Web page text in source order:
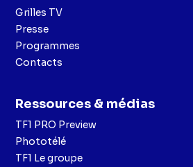
Grilles TV
Presse
Programmes
Contacts
Ressources & médias
TF1 PRO Preview
Phototélé
TF1 Le groupe